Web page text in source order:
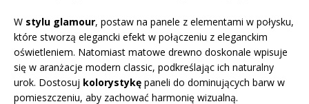
W stylu glamour, postaw na panele z elementami w połysku,
które stworzą elegancki efekt w połączeniu z eleganckim
oświetleniem. Natomiast matowe drewno doskonale wpisuje
się w aranżacje modern classic, podkreślając ich naturalny
urok. Dostosuj kolorystykę paneli do dominujących barw w
pomieszczeniu, aby zachować harmonię wizualną.